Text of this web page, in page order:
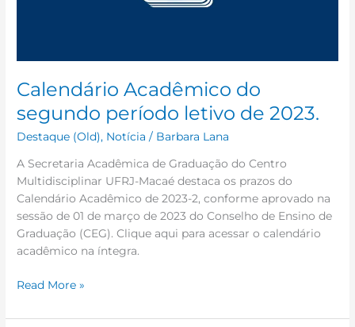
Calendário Acadêmico do
segundo período letivo de 2023.
Destaque (Old), Notícia / Barbara Lana
A Secretaria Acadêmica de Graduação do Centro
Multidisciplinar UFRJ-Macaé destaca os prazos do
Calendário Acadêmico de 2023-2, conforme aprovado na
sessão de 01 de março de 2023 do Conselho de Ensino de
Graduação (CEG). Clique aqui para acessar o calendário
acadêmico na íntegra.
Read More »